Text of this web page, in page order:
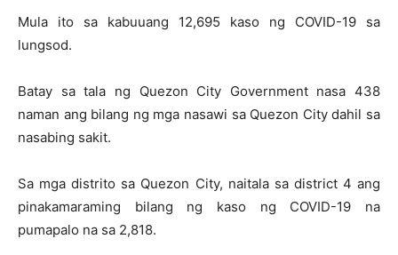
Mula ito sa kabuuang 12,695 kaso ng COVID-19 sa
lungsod.
Batay sa tala ng Quezon City Government nasa 438
naman ang bilang ng mga nasawi sa Quezon City dahil sa
nasabing sakit.
Sa mga distrito sa Quezon City, naitala sa district 4 ang
pinakamaraming bilang ng kaso ng COVID-19 na
pumapalo na sa 2,818.